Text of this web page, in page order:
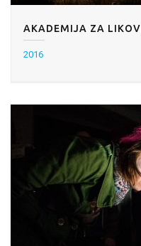
2016